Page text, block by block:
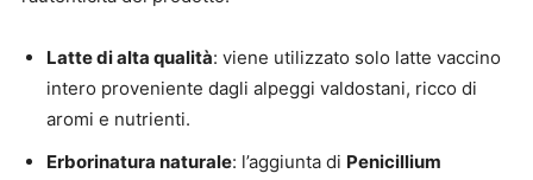
Latte di alta qualità: viene utilizzato solo latte vaccino
intero proveniente dagli alpeggi valdostani, ricco di
aromi e nutrienti.
Erborinatura naturale: l’aggiunta di Penicillium